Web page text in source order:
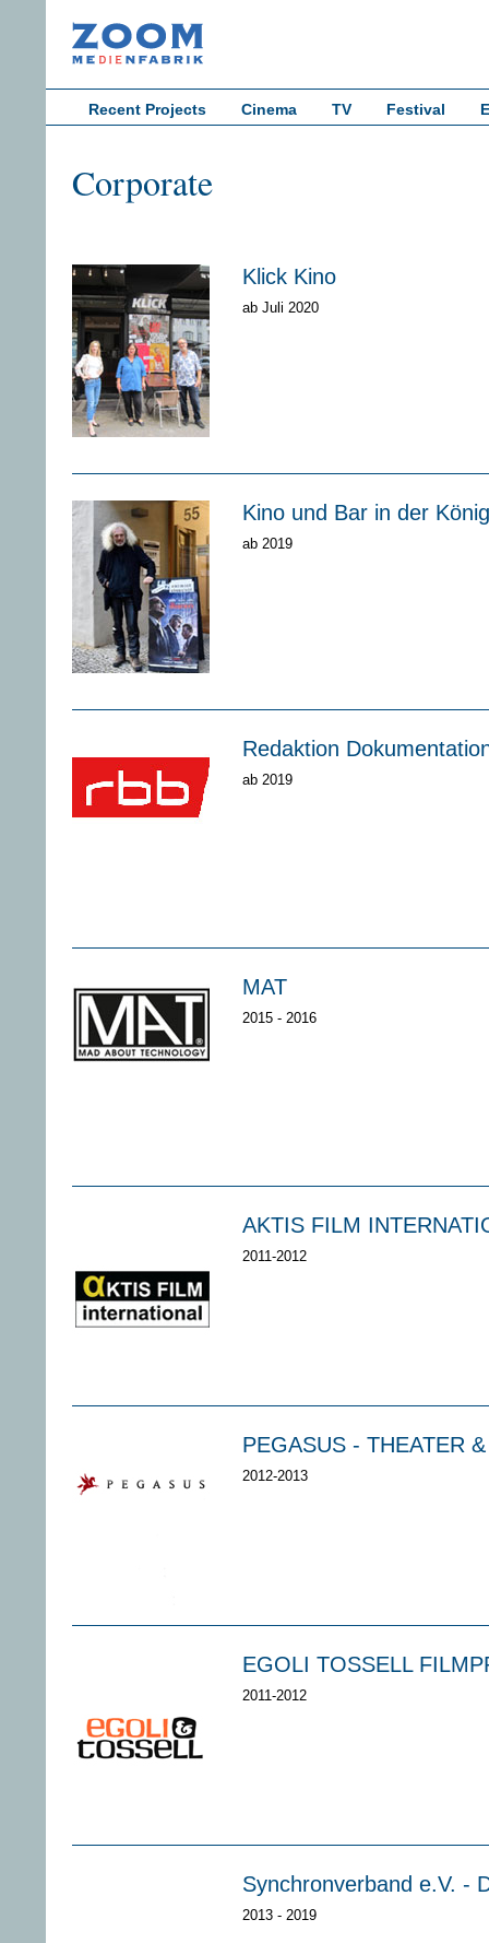
Recent Projects Cinema TV Festival
Corporate
Klick Kino
ab Juli 2020
Kino und Bar in der
ab 2019
Redaktion
ab 2019
MAT
2015 - 2016
AKTIS FILM
2011-2012
PEGASUS - THEATER
2012-2013
EGOLI TOSSELL
2011-2012
Synchronverband e.V. -
2013 - 2019